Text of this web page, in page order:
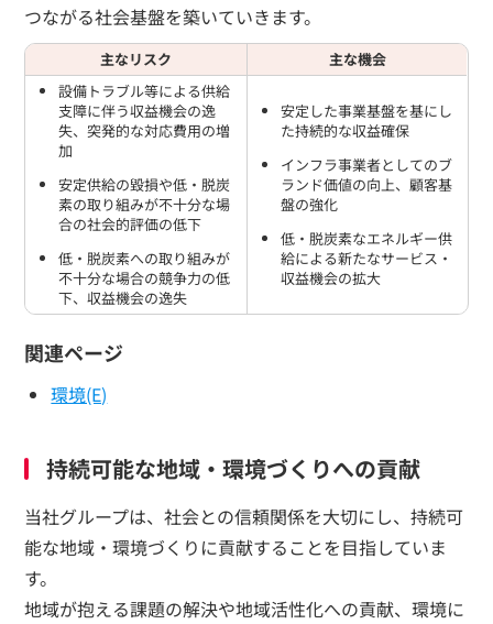
つながる社会基盤を築いていきます。
主なリスク
主な機会
設備トラブル等による供給
支障に伴う収益機会の逸
失、突発的な対応費用の増
加
安定供給の毀損や低・脱炭
素の取り組みが不十分な場
合の社会的評価の低下
低・脱炭素への取り組みが
不十分な場合の競争力の低
下、収益機会の逸失
安定した事業基盤を基にし
た持続的な収益確保
インフラ事業者としてのブ
ランド価値の向上、顧客基
盤の強化
低・脱炭素なエネルギー供
給による新たなサービス・
収益機会の拡大
関連ページ
環境(E)
持続可能な地域・環境づくりへの貢献
当社グループは、社会との信頼関係を大切にし、持続可
能な地域・環境づくりに貢献することを目指していま
す。
地域が抱える課題の解決や地域活性化への貢献、環境に